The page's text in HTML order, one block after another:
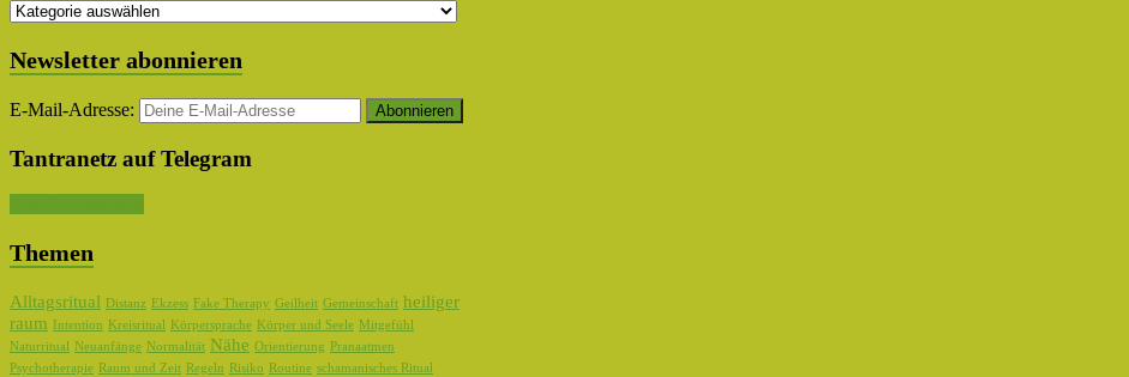
Themen
Newsletter abonnieren
E-Mail-Adresse:
Tantranetz auf Telegram
Themen
Alltagsritual Distanz Ekzess Fake Therapy Geilheit Gemeinschaft heiliger
raum
Intention Kreisritual Körpersprache Körper und Seele Mitgefühl
Naturritual Neuanfänge Normalität Nähe Orientierung
Pranaatmen
Psychotherapie Raum und Zeit Regeln Risiko Routine schamanisches Ritual